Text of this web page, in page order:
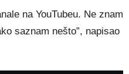
na YouTubeu. Ne znam
saznam nešto”, napisao